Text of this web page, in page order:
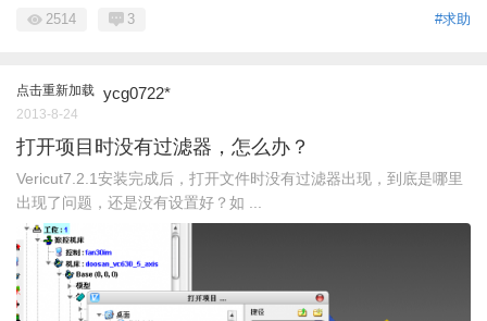
#求助
2514 3
点击重新加载 ycg0722*
2013-8-24
打开项目时没有过滤器，怎么办？
Vericut7.2.1安装完成后，打开文件时没有过滤器出现，到底是哪里
出现了问题，还是没有设置好？如 ...